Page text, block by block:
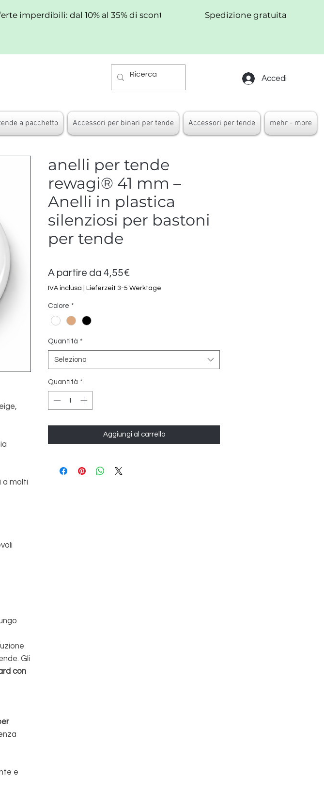
imperdibili: dal 10% al 35% di sconto! Spedizione gratuita
Accedi
a pacchetto Accessori per binari per tende Accessori per tende mehr - more
a molti
Gli
con
e
anelli per tende
rewagi® 41 mm –
Anelli in plastica
silenziosi per bastoni
per tende
A partire da 4,55€
scontato
IVA inclusa Lieferzeit 3-5 Werktage
Colore *
Quantità *
Seleziona
Quantità *
Aggiungi al carrello